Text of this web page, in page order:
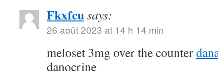
Fkxfcusays:
26 août 2023 at 14 h 14 min
meloset 3mg over the counter
danocrine